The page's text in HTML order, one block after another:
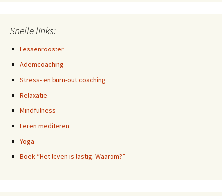
Snelle links:
Lessenrooster
Ademcoaching
Stress- en burn-out coaching
Relaxatie
Mindfulness
Leren mediteren
Yoga
Boek “Het leven is lastig. Waarom?”